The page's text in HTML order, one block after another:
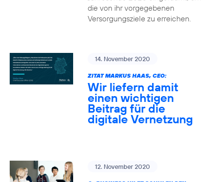
die von ihr vorgegebenen
Versorgungsziele zu erreichen.
14. November 2020
ZITAT MARKUS HAAS, CEO:
Wir liefern damit
einen wichtigen
Beitrag für die
digitale Vernetzung
12. November 2020